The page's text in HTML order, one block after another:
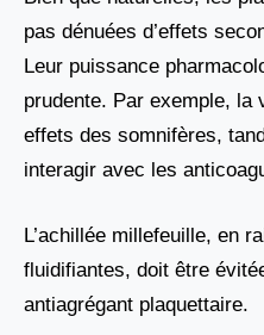
pas dénuées d’effets
Leur puissance
prudente. Par exemple, la
effets des somnifères,
interagir avec les
L’achillée millefeuille, en
fluidifiantes, doit être
antiagrégant plaquettaire.